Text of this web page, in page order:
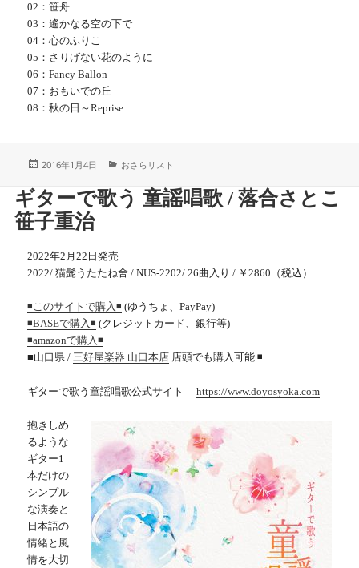
02：笹舟
03：遙かなる空の下で
04：心のふりこ
05：さりげない花のように
06：Fancy Ballon
07：おもいでの丘
08：秋の日～Reprise
投
日:
2016年1月4日
カ
ゴ
リ
おさらリスト
ギターで歌う 童謡唱歌 / 落合さとこ
笹子重治
2022年2月22日発売
2022/ 猫髭うたたね舍 / NUS-2202/ 26曲入り / ￥2860（税込）
◾️このサイトで購入◾️ (ゆうちょ、PayPay)
◾️BASEで購入◾️ (クレジットカード、銀行等)
◾️amazonで購入◾️
■山口県 /三好屋楽器 山口本店 店頭でも購入可能 ◾️
ギターで歌う童謡唱歌公式サイトhttps://www.doyosyoka.com
抱きしめ
るような
ギター1
本だけの
シンプル
な演奏と
日本語の
情緒と風
情を大切